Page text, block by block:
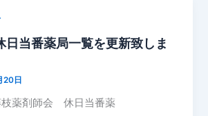
当番薬局一覧を更新致しま
20日
薬剤師会 休日当番薬